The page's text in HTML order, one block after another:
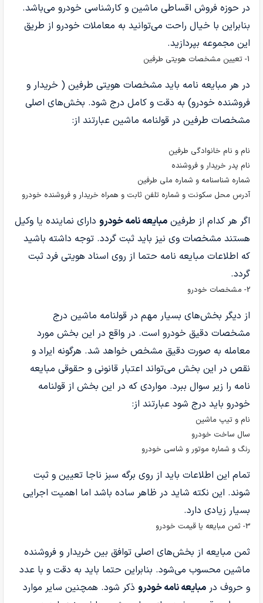
در حوزه فروش اقساطی ماشین و کارشناسی خودرو می‌باشد.
بنابراین با خیال راحت می‌توانید به معاملات خودرو از طریق
این مجموعه بپردازید.
1- تعیین مشخصات هویتی طرفین
در هر مبایعه نامه باید مشخصات هویتی طرفین ( خریدار و
فروشنده خودرو) به دقت و کامل درج شود. بخش‌های اصلی
مشخصات طرفین در قولنامه ماشین عبارتند از:
نام و نام خانوادگی طرفین
نام پدر خریدار و فروشنده
شماره شناسنامه و شماره ملی طرفین
آدرس محل سکونت و شماره تلفن ثابت و همراه خریدار و فروشنده خودرو
اگر هر کدام از طرفین مبایعه نامه خودرو دارای نماینده یا وکیل
هستند مشخصات وی نیز باید ثبت گردد. توجه داشته باشید
که اطلاعات مبایعه نامه حتما از روی اسناد هویتی فرد ثبت
گردد.
2- مشخصات خودرو
از دیگر بخش‌های بسیار مهم در قولنامه ماشین درج
مشخصات دقیق خودرو است. در واقع در این بخش مورد
معامله به صورت دقیق مشخص خواهد شد. هرگونه ایراد و
نقص در این بخش می‌تواند اعتبار قانونی و حقوقی مبایعه
نامه را زیر سوال ببرد. مواردی که در این بخش از قولنامه
خودرو باید درج شود عبارتند از:
نام و تیپ ماشین
سال ساخت خودرو
رنگ و شماره موتور و شاسی خودرو
تمام این اطلاعات باید از روی برگه سبز ناجا تعیین و ثبت
شوند. این نکته شاید در ظاهر ساده باشد اما اهمیت اجرایی
بسیار زیادی دارد.
3- ثمن مبایعه یا قیمت خودرو
ثمن مبایعه از بخش‌های اصلی توافق بین خریدار و فروشنده
ماشین محسوب می‌شود. بنابراین حتما باید به دقت و با عدد
و حروف در مبایعه نامه خودرو ذکر شود. همچنین سایر موارد